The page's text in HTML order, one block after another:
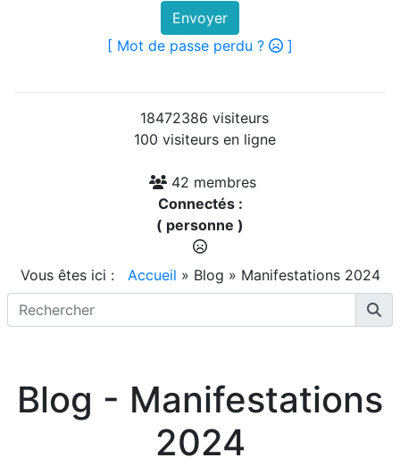
Envoyer
[ Mot de passe perdu ?
]
18472386 visiteurs
100 visiteurs en ligne
42 membres
Connectés :
( personne )
Vous êtes ici : Accueil » Blog » Manifestations 2024
Blog - Manifestations
2024